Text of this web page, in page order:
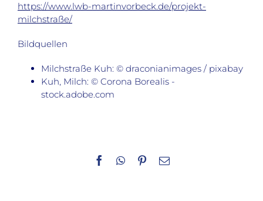
https://www.lwb-martinvorbeck.de/projekt-
milchstraße/
Bildquellen
Milchstraße Kuh: © draconianimages / pixabay
Kuh, Milch: © Corona Borealis -
stock.adobe.com
Facebook
WhatsApp
Pinterest
E-